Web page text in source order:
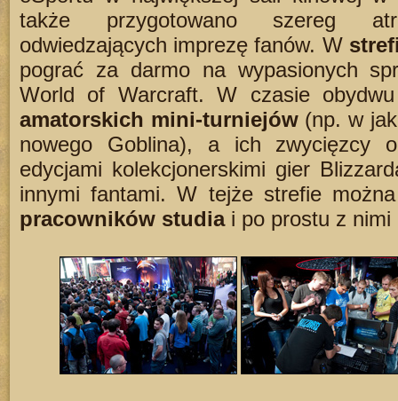
także przygotowano szereg
odwiedzających imprezę fanów. W
pograć za darmo na wypasionych
World of Warcraft. W czasie
amatorskich mini-turniejów(np. w jak
nowego Goblina), a ich zwycięzcy
edycjami kolekcjonerskimi gier
innymi fantami. W tejże strefie
pracowników studiai po prostu z nimi